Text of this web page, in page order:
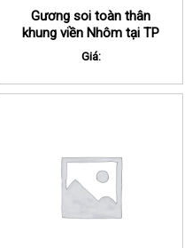
Gương soi toàn thân
khung viền Nhôm tại TP
Vinh Nghệ An
Giá: